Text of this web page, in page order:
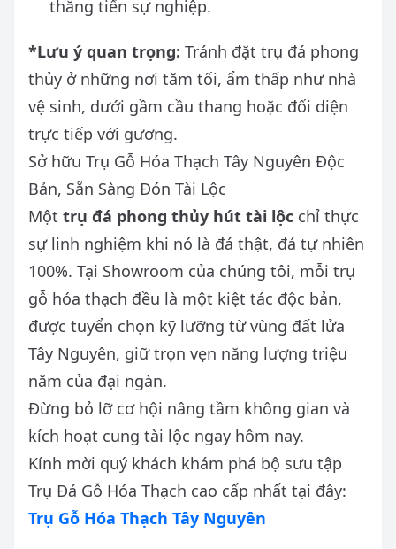
thăng tiến sự nghiệp.
*Lưu ý quan trọng: Tránh đặt trụ đá phong
thủy ở những nơi tăm tối, ẩm thấp như nhà
vệ sinh, dưới gầm cầu thang hoặc đối diện
trực tiếp với gương.
Sở hữu Trụ Gỗ Hóa Thạch Tây Nguyên Độc
Bản, Sẵn Sàng Đón Tài Lộc
Một trụ đá phong thủy hút tài lộc chỉ thực
sự linh nghiệm khi nó là đá thật, đá tự nhiên
100%. Tại Showroom của chúng tôi, mỗi trụ
gỗ hóa thạch đều là một kiệt tác độc bản,
được tuyển chọn kỹ lưỡng từ vùng đất lửa
Tây Nguyên, giữ trọn vẹn năng lượng triệu
năm của đại ngàn.
Đừng bỏ lỡ cơ hội nâng tầm không gian và
kích hoạt cung tài lộc ngay hôm nay.
Kính mời quý khách khám phá bộ sưu tập
Trụ Đá Gỗ Hóa Thạch cao cấp nhất tại đây:
Trụ Gỗ Hóa Thạch Tây Nguyên